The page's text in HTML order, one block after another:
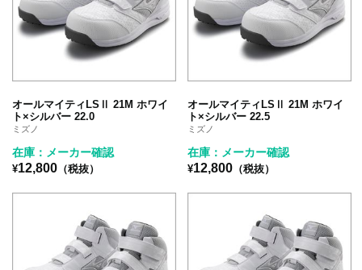
オールマイティLSⅡ 21M ホワイ
ト×シルバー 22.0
ミズノ
在庫：メーカー確認
¥12,800 （税抜）
オールマイティLSⅡ 21M ホワイ
ト×シルバー 22.5
ミズノ
在庫：メーカー確認
¥12,800 （税抜）